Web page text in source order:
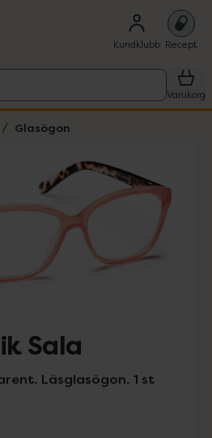
Kundklubb Recept
Varukorg
Glasögon
1 objekt.
Sala
Läsglasögon. 1 st